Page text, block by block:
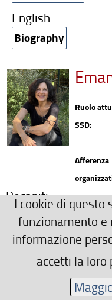
English
Biography
Ruolo
SSD:
Afferenza
Recapiti
0552755410
Area riservata
I cookie di questo
funzionamento e
informazione
accetti la loro